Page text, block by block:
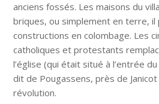
anciens fossés. Les maisons du
briques, ou simplement en terre,
constructions en colombage. Les
catholiques et protestants
l’église (qui était situé à l’entrée
dit de Pougassens, près de
révolution.